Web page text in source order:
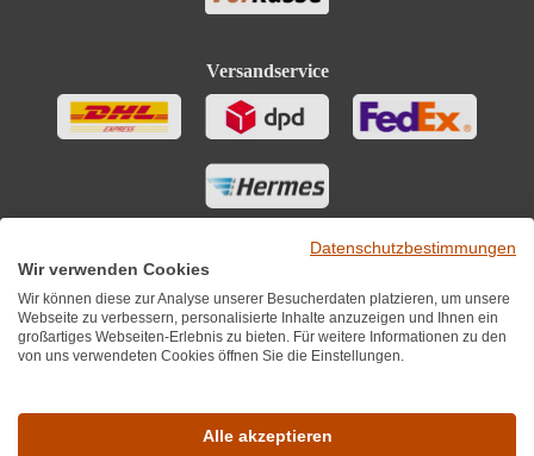
Versandservice
Datenschutzbestimmungen
Wir verwenden Cookies
Wir können diese zur Analyse unserer Besucherdaten platzieren, um unsere
Webseite zu verbessern, personalisierte Inhalte anzuzeigen und Ihnen ein
großartiges Webseiten-Erlebnis zu bieten. Für weitere Informationen zu den
von uns verwendeten Cookies öffnen Sie die Einstellungen.
Alle akzeptieren